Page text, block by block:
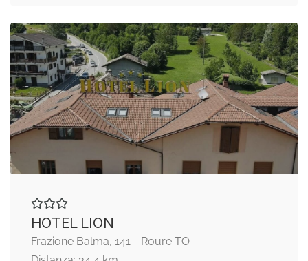
HOTEL LION
Frazione Balma, 141 - Roure TO